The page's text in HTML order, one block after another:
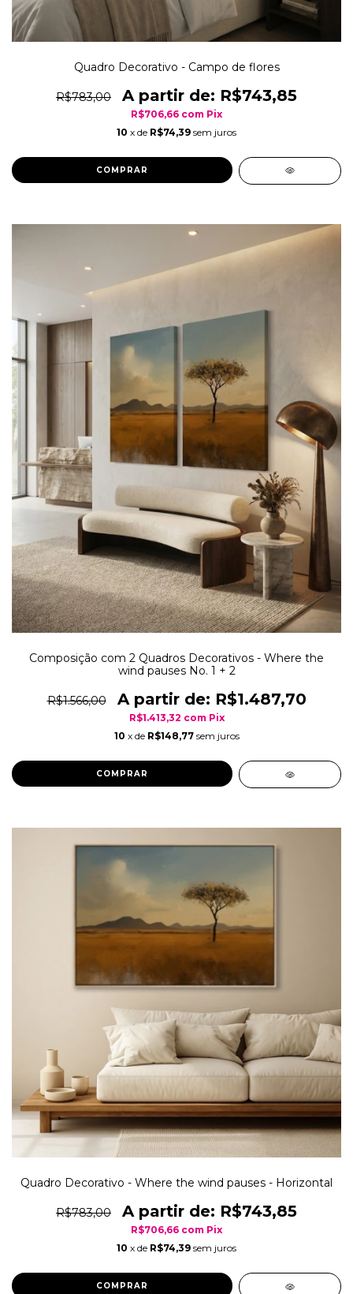
Quadro Decorativo - Campo de flores
R$783,00 R$743,85
R$706,66 com Pix
10 x de R$74,39 sem juros
COMPRAR
Composição com 2 Quadros Decorativos - Where the
wind pauses No. 1 + 2
R$1.566,00 R$1.487,70
R$1.413,32 com Pix
10 x de R$148,77 sem juros
COMPRAR
Quadro Decorativo - Where the wind pauses - Horizontal
R$783,00 R$743,85
R$706,66 com Pix
10 x de R$74,39 sem juros
COMPRAR